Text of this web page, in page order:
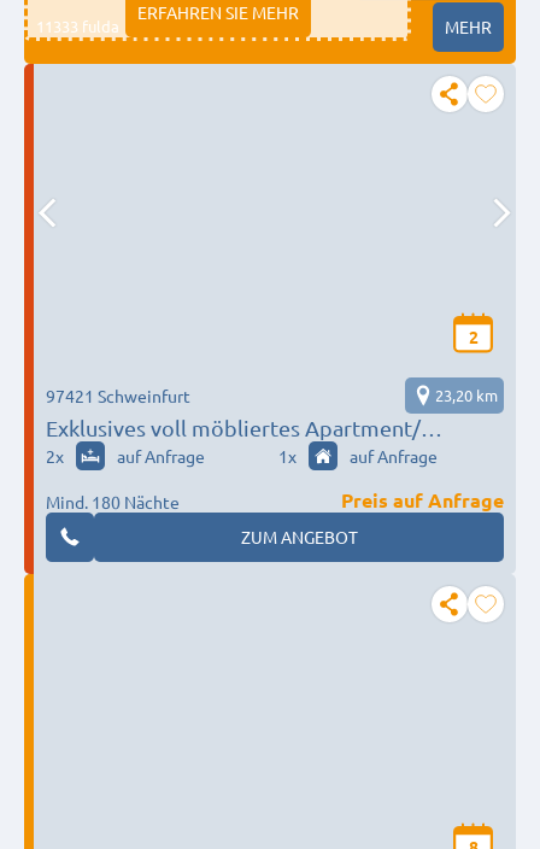
ERFAHREN SIE MEHR
11333 fulda MEHR
2
Exklusives voll möbliertes Apartment/
Monteurzimmer - 16,50 € p.P. und Tag
97421 Schweinfurt 23,20 km
2x auf Anfrage 1x auf Anfrage
Mind. 180 Nächte
Preis auf Anfrage
ZUM ANGEBOT